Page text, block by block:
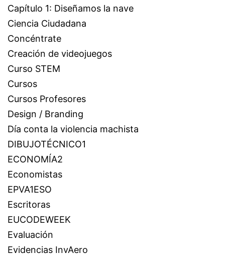
Capítulo 1: Diseñamos la nave
Ciencia Ciudadana
Concéntrate
Creación de videojuegos
Curso STEM
Cursos
Cursos Profesores
Design / Branding
Día conta la violencia machista
DIBUJOTÉCNICO1
ECONOMÍA2
Economistas
EPVA1ESO
Escritoras
EUCODEWEEK
Evaluación
Evidencias InvAero